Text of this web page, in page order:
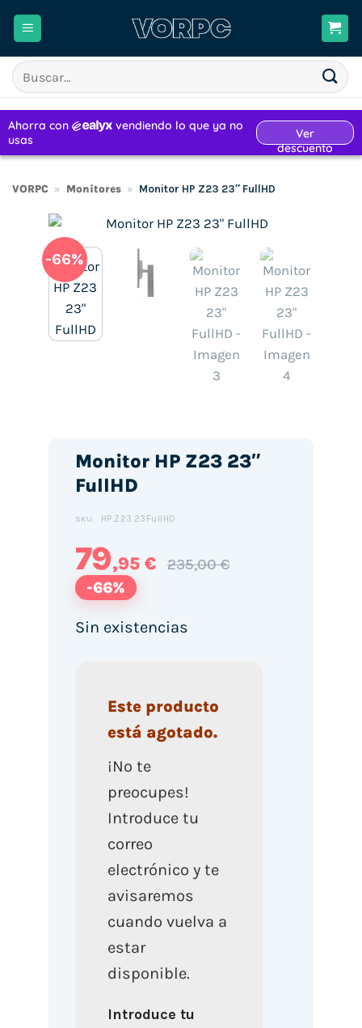
Buscar
por:
VORPC » Monitores » Monitor HP Z23 23″ FullHD
-66%
Monitor HP Z23 23″
FullHD
SKU: HP.Z23.23FullHD
79,95 € 235,00 €
-66%
Sin existencias
Este producto
está agotado.
¡No te
preocupes!
Introduce tu
correo
electrónico y te
avisaremos
cuando vuelva a
estar
disponible.
Introduce tu